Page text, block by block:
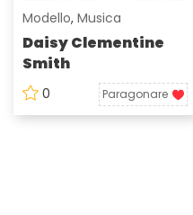
Modello, Musica
Daisy Clementine
Smith
0 Paragonare